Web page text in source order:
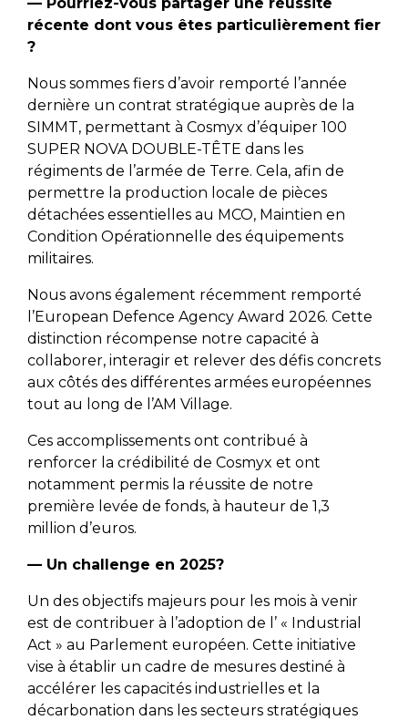
récente dont vous êtes particulièrement fier
?
Nous sommes fiers d’avoir remporté l’année
dernière un contrat stratégique auprès de la
SIMMT, permettant à Cosmyx d’équiper 100
SUPER NOVA DOUBLE-TÊTE dans les
régiments de l’armée de Terre. Cela, afin de
permettre la production locale de pièces
détachées essentielles au MCO, Maintien en
Condition Opérationnelle des équipements
militaires.
Nous avons également récemment remporté
l’European Defence Agency Award 2026. Cette
distinction récompense notre capacité à
collaborer, interagir et relever des défis concrets
aux côtés des différentes armées européennes
tout au long de l’AM Village.
Ces accomplissements ont contribué à
renforcer la crédibilité de Cosmyx et ont
notamment permis la réussite de notre
première levée de fonds, à hauteur de 1,3
million d’euros.
— Un challenge en 2025?
Un des objectifs majeurs pour les mois à venir
est de contribuer à l’adoption de l’ « Industrial
Act » au Parlement européen. Cette initiative
vise à établir un cadre de mesures destiné à
accélérer les capacités industrielles et la
décarbonation dans les secteurs stratégiques